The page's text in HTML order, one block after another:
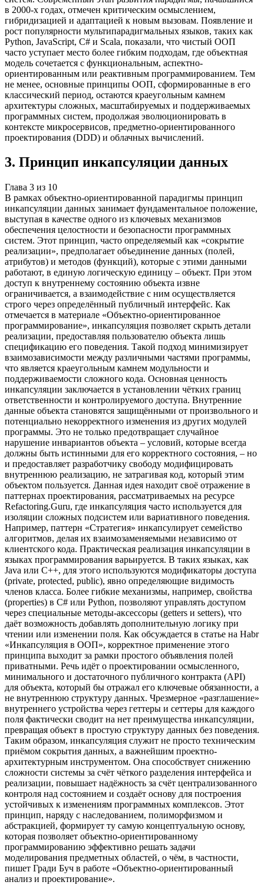
в 2000-х годах, отмечен критическим осмыслением,
гибридизацией и адаптацией к новым вызовам. Появление и
рост популярности мультипарадигмальных языков, таких как
Python, JavaScript, C# и Scala, показали, что чистый ООП
часто уступает место более гибким подходам, где объектная
модель сочетается с функциональным, аспектно-
ориентированным или реактивным программированием. Тем
не менее, основные принципы ООП, сформированные в его
классический период, остаются краеугольным камнем
архитектуры сложных, масштабируемых и поддерживаемых
программных систем, продолжая эволюционировать в
контексте микросервисов, предметно-ориентированного
проектирования (DDD) и облачных вычислений.
3. Принцип инкапсуляции данных
Глава 3 из 10
В рамках объектно-ориентированной парадигмы принцип
инкапсуляции данных занимает фундаментальное положение,
выступая в качестве одного из ключевых механизмов
обеспечения целостности и безопасности программных
систем. Этот принцип, часто определяемый как «сокрытие
реализации», предполагает объединение данных (полей,
атрибутов) и методов (функций), которые с этими данными
работают, в единую логическую единицу – объект. При этом
доступ к внутреннему состоянию объекта извне
ограничивается, а взаимодействие с ним осуществляется
строго через определённый публичный интерфейс. Как
отмечается в материале «Объектно-ориентированное
программирование», инкапсуляция позволяет скрыть детали
реализации, предоставляя пользователю объекта лишь
спецификацию его поведения. Такой подход минимизирует
взаимозависимости между различными частями программы,
что является краеугольным камнем модульности и
поддерживаемости сложного кода. Основная ценность
инкапсуляции заключается в установлении чётких границ
ответственности и контролируемого доступа. Внутренние
данные объекта становятся защищёнными от произвольного и
потенциально некорректного изменения из других модулей
программы. Это не только предотвращает случайное
нарушение инвариантов объекта – условий, которые всегда
должны быть истинными для его корректного состояния, – но
и предоставляет разработчику свободу модифицировать
внутреннюю реализацию, не затрагивая код, который этим
объектом пользуется. Данная идея находит своё отражение в
паттернах проектирования, рассматриваемых на ресурсе
Refactoring.Guru, где инкапсуляция часто используется для
изоляции сложных подсистем или вариативного поведения.
Например, паттерн «Стратегия» инкапсулирует семейство
алгоритмов, делая их взаимозаменяемыми независимо от
клиентского кода. Практическая реализация инкапсуляции в
языках программирования варьируется. В таких языках, как
Java или C++, для этого используются модификаторы доступа
(private, protected, public), явно определяющие видимость
членов класса. Более гибкие механизмы, например, свойства
(properties) в C# или Python, позволяют управлять доступом
через специальные методы-аксессоры (getters и setters), что
даёт возможность добавлять дополнительную логику при
чтении или изменении поля. Как обсуждается в статье на Habr
«Инкапсуляция в ООП», корректное применение этого
принципа выходит за рамки простого объявления полей
приватными. Речь идёт о проектировании осмысленного,
минимального и достаточного публичного контракта (API)
для объекта, который бы отражал его ключевые обязанности, а
не внутреннюю структуру данных. Чрезмерное «разглашение»
внутреннего устройства через геттеры и сеттеры для каждого
поля фактически сводит на нет преимущества инкапсуляции,
превращая объект в простую структуру данных без поведения.
Таким образом, инкапсуляция служит не просто техническим
приёмом сокрытия данных, а важнейшим проектно-
архитектурным инструментом. Она способствует снижению
сложности системы за счёт чёткого разделения интерфейса и
реализации, повышает надёжность за счёт централизованного
контроля над состоянием и создаёт основу для построения
устойчивых к изменениям программных комплексов. Этот
принцип, наряду с наследованием, полиморфизмом и
абстракцией, формирует ту самую концептуальную основу,
которая позволяет объектно-ориентированному
программированию эффективно решать задачи
моделирования предметных областей, о чём, в частности,
пишет Гради Буч в работе «Объектно-ориентированный
анализ и проектирование».